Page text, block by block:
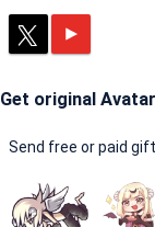
Get original
Send free or paid